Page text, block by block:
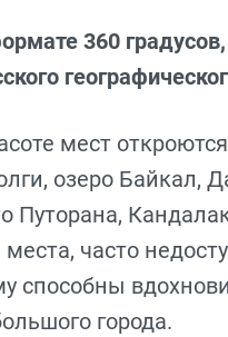
360
мест
озеро Байкал,
Путорана,
места, часто
способны
города.